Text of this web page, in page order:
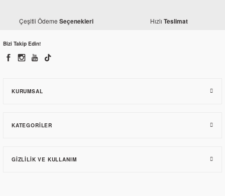
Çeşitli Ödeme Seçenekleri Hızlı Teslimat
Bizi Takip Edin!
KURUMSAL
KATEGORILER
GIZLILIK VE KULLANIM